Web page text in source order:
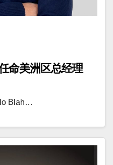
美洲区总经理
Blah…